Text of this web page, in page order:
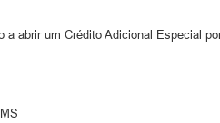
abrir um Crédito Adicional Especial